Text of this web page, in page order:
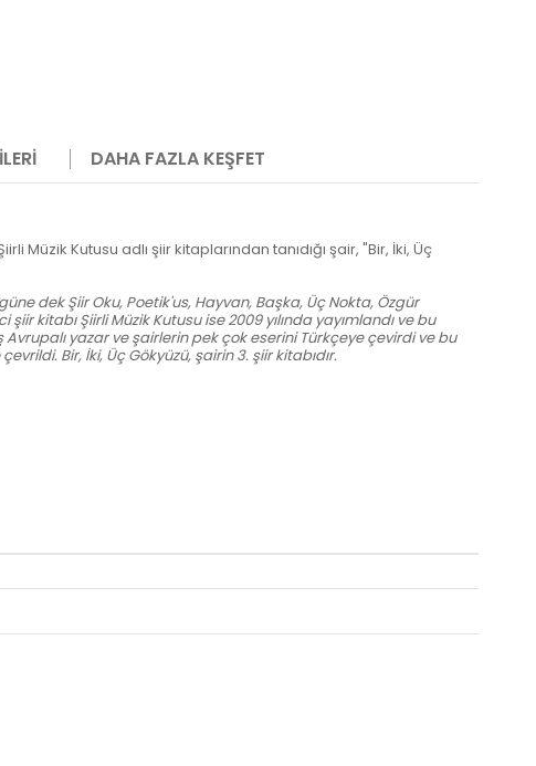
DAHA FAZLA KEŞFET
Kutusu adlı şiir kitaplarından tanıdığı şair, "Bir, İki, Üç
dek Şiir Oku, Poetik'us, Hayvan, Başka, Üç Nokta, Özgür
kitabı Şiirli Müzik Kutusu ise 2009 yılında yayımlandı ve bu
yazar ve şairlerin pek çok eserini Türkçeye çevirdi ve bu
Bir, İki, Üç Gökyüzü, şairin 3. şiir kitabıdır.